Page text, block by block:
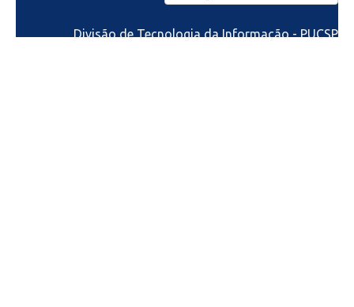
Divisão de Tecnologia da Informação - PUCSP